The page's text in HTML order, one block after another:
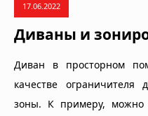
17.06.2022
Диваны и
Диван в просторном
качестве ограничителя
зоны. К примеру, можно